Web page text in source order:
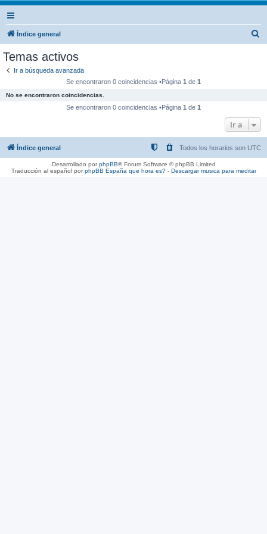
Índice general
Temas activos
Ir a búsqueda avanzada
Se encontraron 0 coincidencias •Página 1 de 1
No se encontraron coincidencias.
Se encontraron 0 coincidencias •Página 1 de 1
Ir a
Índice general Todos los horarios son UTC
Desarrollado porphpBB® Forum Software © phpBB Limited
Traducción al español porphpBB España que hora es?- Descargar musica para meditar